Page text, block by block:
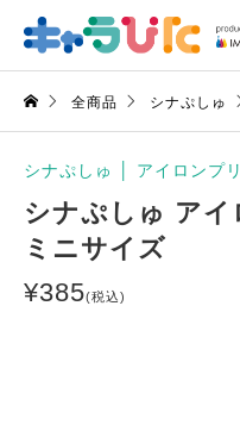
全商品 シナぷしゅ
シナぷしゅ アイロンプ
シナぷしゅ アイ
ミニサイズ
¥385(税込)